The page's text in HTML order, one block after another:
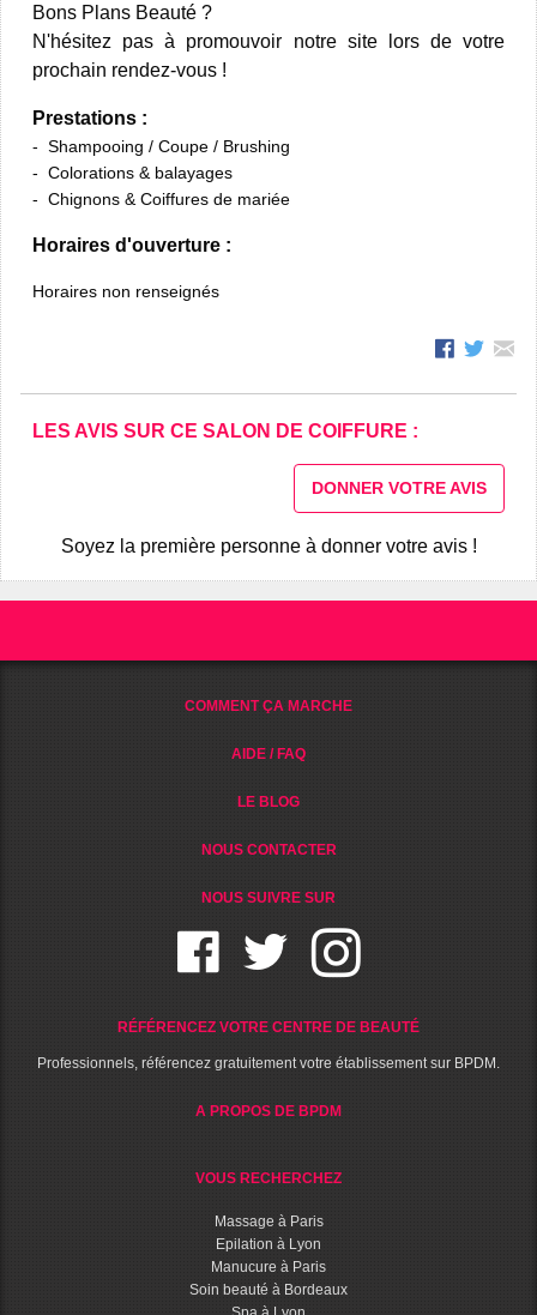
Bons Plans Beauté ?
N'hésitez pas à promouvoir notre site lors de votre
prochain rendez-vous !
Prestations :
Shampooing / Coupe / Brushing
Colorations & balayages
Chignons & Coiffures de mariée
Horaires d'ouverture :
Horaires non renseignés
LES AVIS SUR CE SALON DE COIFFURE :
DONNER VOTRE AVIS
Soyez la première personne à donner votre avis !
COMMENT ÇA MARCHE
AIDE / FAQ
LE BLOG
NOUS CONTACTER
NOUS SUIVRE SUR
RÉFÉRENCEZ VOTRE CENTRE DE BEAUTÉ
Professionnels, référencez gratuitement votre établissement sur BPDM.
A PROPOS DE BPDM
VOUS RECHERCHEZ
Massage à Paris
Epilation à Lyon
Manucure à Paris
Soin beauté à Bordeaux